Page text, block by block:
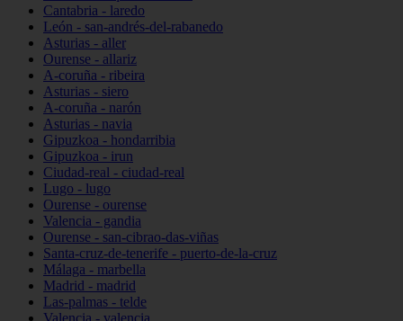
Cantabria - laredo
León - san-andrés-del-rabanedo
Asturias - aller
Ourense - allariz
A-coruña - ribeira
Asturias - siero
A-coruña - narón
Asturias - navia
Gipuzkoa - hondarribia
Gipuzkoa - irun
Ciudad-real - ciudad-real
Lugo - lugo
Ourense - ourense
Valencia - gandia
Ourense - san-cibrao-das-viñas
Santa-cruz-de-tenerife - puerto-de-la-cruz
Málaga - marbella
Madrid - madrid
Las-palmas - telde
Valencia - valencia